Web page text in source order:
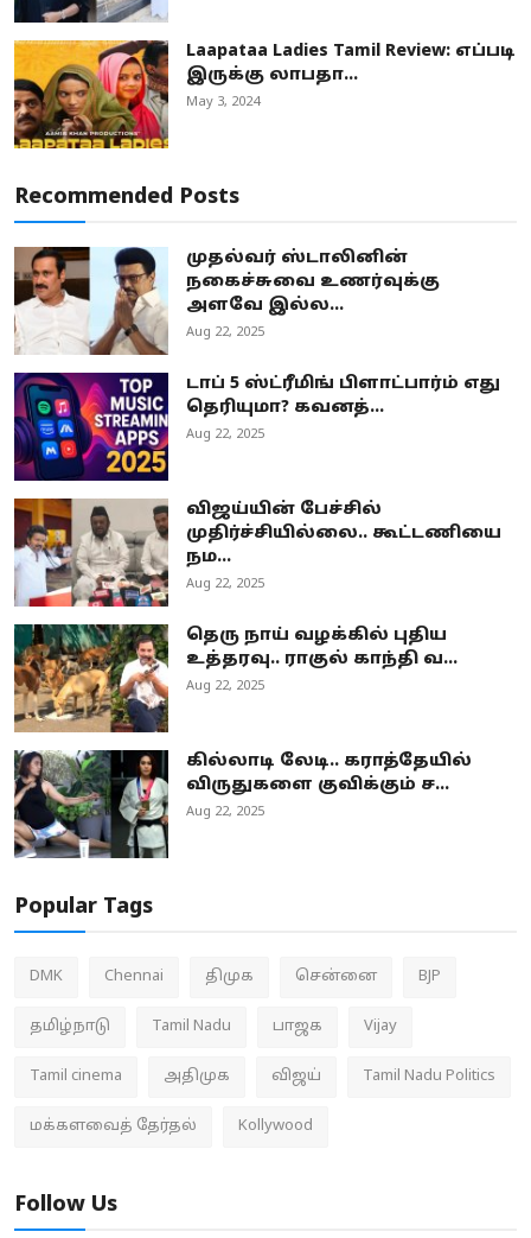
Laapataa Ladies Tamil Review: எப்படி
இருக்கு லாபதா...
May 3, 2024
Recommended Posts
முதல்வர் ஸ்டாலினின்
நகைச்சுவை உணர்வுக்கு
அளவே இல்ல...
Aug 22, 2025
டாப் 5 ஸ்ட்ரீமிங் பிளாட்பார்ம் எது
தெரியுமா? கவனத்...
Aug 22, 2025
விஜய்யின் பேச்சில்
முதிர்ச்சியில்லை.. கூட்டணியை
நம...
Aug 22, 2025
தெரு நாய் வழக்கில் புதிய
உத்தரவு.. ராகுல் காந்தி வ...
Aug 22, 2025
கில்லாடி லேடி.. கராத்தேயில்
விருதுகளை குவிக்கும் ச...
Aug 22, 2025
Popular Tags
DMK Chennai திமுக சென்னை BJP
தமிழ்நாடு Tamil Nadu பாஜக Vijay
Tamil cinema அதிமுக விஜய் Tamil Nadu Politics
மக்களவைத் தேர்தல் Kollywood
Follow Us